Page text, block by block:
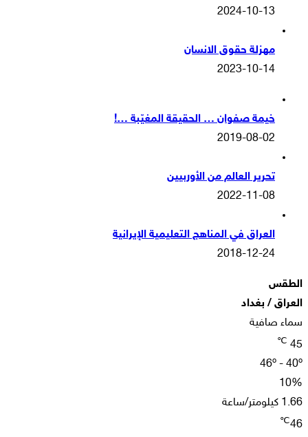
2024-10-13
مهزلة حقوق الانسان
2023-10-14
خيمة صفوان … الحقيقة المغيّبة …!
2019-08-02
تحرير العالم من الأوربيين
2022-11-08
العراق في المناهج التعليمية الإيرانية
2018-12-24
الطقس
العراق / بغداد
سماء صافية
45
℃
46º - 40º
10%
1.66 كيلومتر/ساعة
46
℃